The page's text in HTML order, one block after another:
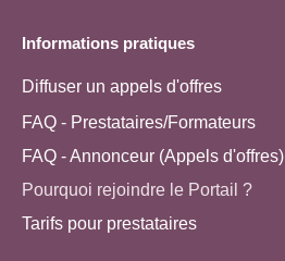
Informations pratiques
Diffuser un appels d'offres
FAQ - Prestataires/Formateurs
FAQ - Annonceur (Appels d'offres)
Pourquoi rejoindre le Portail ?
Tarifs pour prestataires